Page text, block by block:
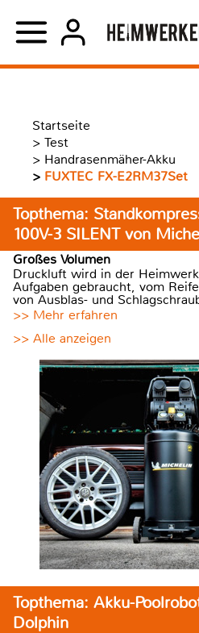
Startseite
> Test
> Handrasenmäher-Akku
> FUXTEC FX-E2RM37Set
Topthema:
100V-3 SILENT von
Großes Volumen
Druckluft wird in der
Aufgaben gebraucht, vom
von Ausblas- und
>> Mehr erfahren
>> Alle anzeigen
Topthema: Akku-
Dolphin